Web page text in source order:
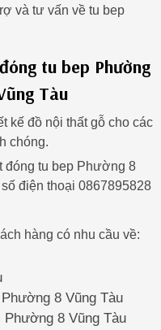
và tư vấn về tu bep
tu bep Phường
Tàu
kế đồ nội thất gỗ cho các
chóng.
đóng tu bep Phường 8
điện thoại 0867895828
hàng có nhu cầu về:
8 Vũng Tàu
8 Vũng Tàu